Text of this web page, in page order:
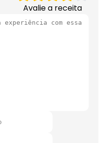
Avalie a receita